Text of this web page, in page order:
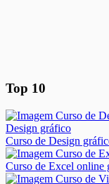
Top 10
Curso de Design
Curso de Excel online